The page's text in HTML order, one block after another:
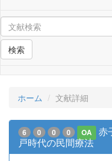
検索
ホーム 文献詳細
6 0 0 0 OA
赤
戸時代の民間療法